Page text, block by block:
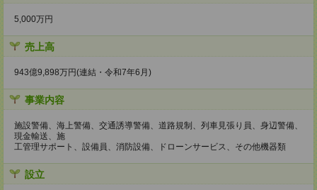
5,000万円
売上高
943億9,898万円(連結・令和7年6月)
事業内容
施設警備、海上警備、交通誘導警備、道路規制、列車見張り員、身辺警備、
現金輸送、施
工管理サポート、設備員、消防設備、ドローンサービス、その他機器類
設立